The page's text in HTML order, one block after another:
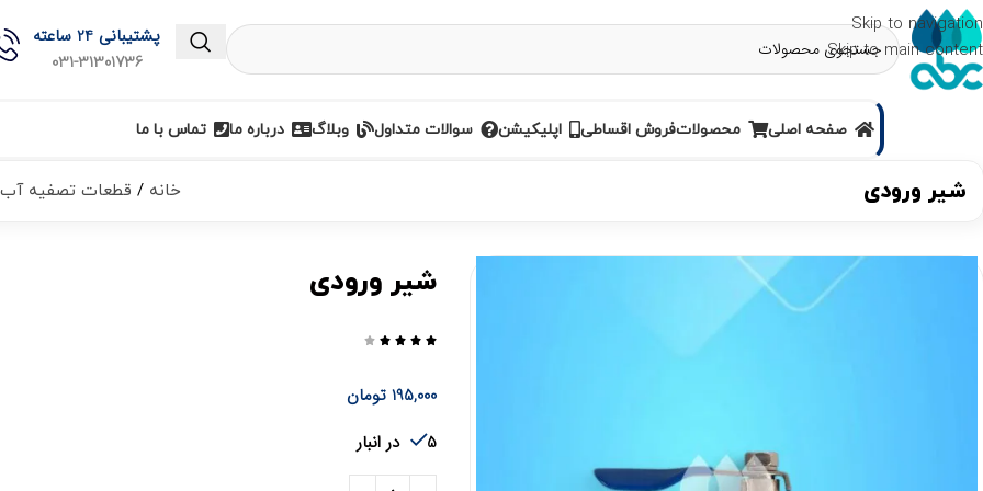
Skip to navigation
Skip to main content
پشتیبانی 24 ساعته
031-31301736
صفحه اصلی محصولاتفروش اقساطی اپلیکیشن سوالات متداول وبلاگ درباره ما تماس با ما
شیر ورودی خانه قطعات تصفیه
شیر ورودی





195,000 تومان
5 در انبار